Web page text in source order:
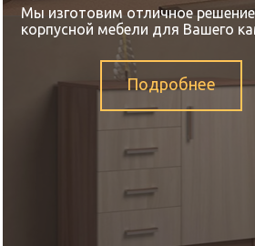
Мы изготовим отличное
корпусной мебели для Вашего
Подробнее